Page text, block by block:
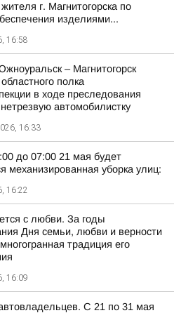
г. Магнитогорска по
изделиями...
16:58
– Магнитогорск
полка
в ходе преследования
автомобилистку
16:33
до 07:00 21 мая будет
механизированная уборка улиц:
16:22
с любви. За годы
Дня семьи, любви и верности
традиция его
16:09
С 21 по 31 мая